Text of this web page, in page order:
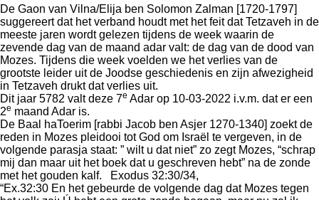
De Gaon van Vilna/Elija ben Solomon Zalman [1720-1797]
suggereert dat het verband houdt met het feit dat Tetzaveh in de
meeste jaren wordt gelezen tijdens de week waarin de
zevende dag van de maand adar valt: de dag van de dood van
Mozes. Tijdens die week voelden we het verlies van de
grootste leider uit de Joodse geschiedenis en zijn afwezigheid
in Tetzaveh drukt dat verlies uit.
Dit jaar 5782 valt deze 7e Adar op 10-03-2022 i.v.m. dat er een
2e maand Adar is.
De Baal haToerim [rabbi Jacob ben Asjer 1270-1340] zoekt de
reden in Mozes pleidooi tot God om Israël te vergeven, in de
volgende parasja staat: ” wilt u dat niet” zo zegt Mozes, “schrap
mij dan maar uit het boek dat u geschreven hebt” na de zonde
met het gouden kalf. Exodus 32:30/34,
“Ex.32:30 En het gebeurde de volgende dag dat Mozes tegen